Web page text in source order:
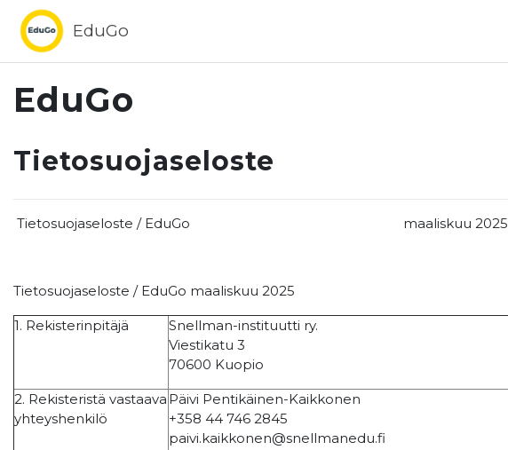
Siirry pääsisältöön
EduGo
EduGo
Tietosuojaseloste
Tietosuojaseloste / EduGo maaliskuu 2025
Tietosuojaseloste / EduGo maaliskuu 2025
1. Rekisterinpitäjä
Snellman-instituutti ry.
Viestikatu 3
70600 Kuopio
2. Rekisteristä vastaava
yhteyshenkilö
Päivi Pentikäinen-Kaikkonen
+358 44 746 2845
paivi.kaikkonen@snellmanedu.fi